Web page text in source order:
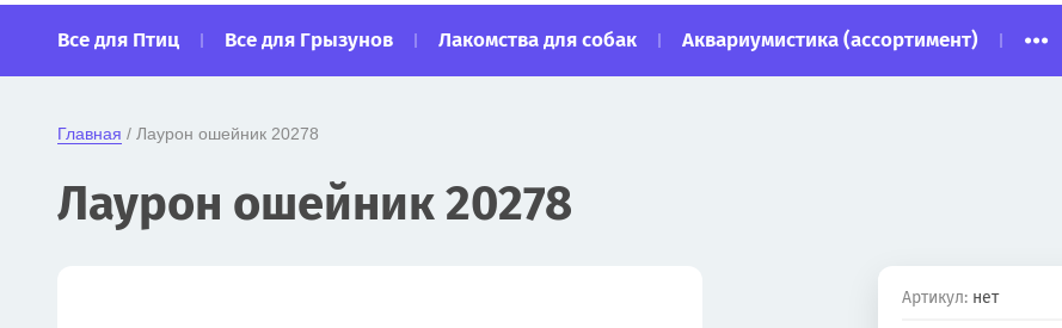
Все для Птиц Все для Грызунов Лакомства для собак Аквариумистика (ассортимент) ...
Главная / Лаурон ошейник 20278
Лаурон ошейник 20278
Артикул:нет